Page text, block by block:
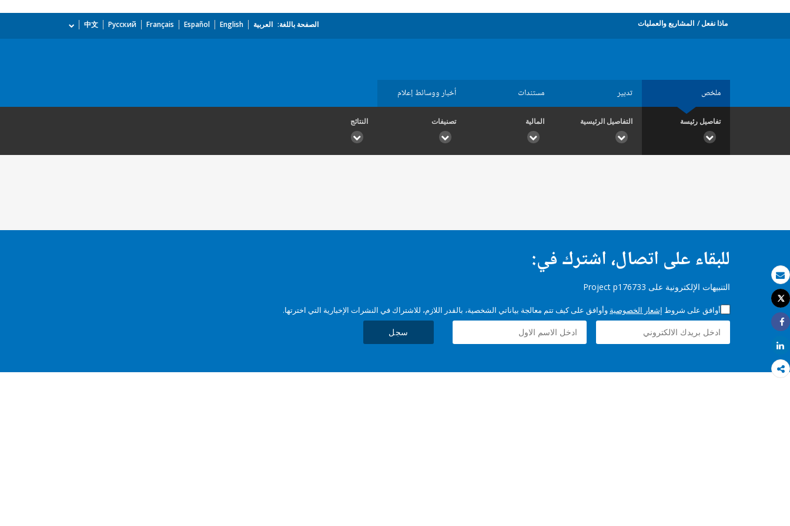
بريد الكتروني
طباعة
Tweet
Share
Share
ماذا نفعل المشاريع والعمليات الصفحة باللغة: العربية English
Español
Français
Русский
中文
ملخص تدبير مستندات أخبار ووسائط إعلام
تفاصيل رئيسة التفاصيل الرئيسية المالية تصنيفات النتائج
للبقاء على اتصال، اشترك في:
التنبيهات الإلكترونية على Project p176733
أوافق على شروط إشعار الخصوصية وأوافق على كيف تتم معالجة بياناتي الشخصية، بالقدر اللازم، للاشتراك في النشرات الإخبارية التي اخترتها.
سجل